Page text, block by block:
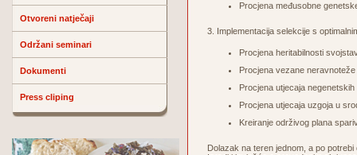
Otvoreni natječaji
Održani seminari
Dokumenti
Press cliping
Procjena međusobne
3. Implementacija selekcije s
Procjena heritabilnosti
Procjena vezane
Procjena utjecaja
Procjena utjecaja uzgoja u
Kreiranje održivog plana
Dolazak na teren jednom, a po